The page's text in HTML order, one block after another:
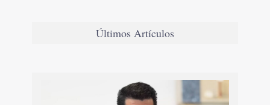
Últimos Artículos